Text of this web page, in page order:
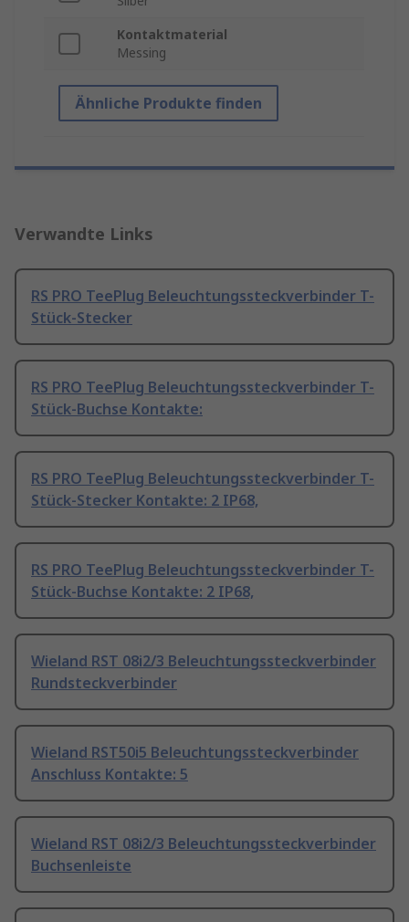
Kontaktmaterial
Messing
Ähnliche Produkte finden
Verwandte Links
RS PRO TeePlug Beleuchtungssteckverbinder T-
Stück-Stecker
RS PRO TeePlug Beleuchtungssteckverbinder T-
Stück-Buchse Kontakte:
RS PRO TeePlug Beleuchtungssteckverbinder T-
Stück-Stecker Kontakte: 2 IP68,
RS PRO TeePlug Beleuchtungssteckverbinder T-
Stück-Buchse Kontakte: 2 IP68,
Wieland RST 08i2/3 Beleuchtungssteckverbinder
Rundsteckverbinder
Wieland RST50i5 Beleuchtungssteckverbinder
Anschluss Kontakte: 5
Wieland RST 08i2/3 Beleuchtungssteckverbinder
Buchsenleiste